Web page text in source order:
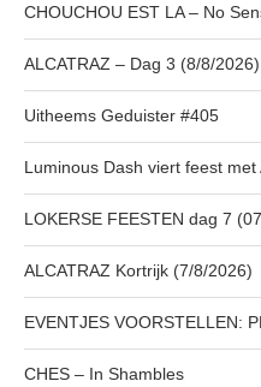
CHOUCHOU EST LA – No
ALCATRAZ – Dag 3 (8/8/2026)
Uitheems Geduister #405
Luminous Dash viert feest
LOKERSE FEESTEN dag 7
ALCATRAZ Kortrijk (7/8/2026)
EVENTJES VOORSTELLEN:
CHES – In Shambles